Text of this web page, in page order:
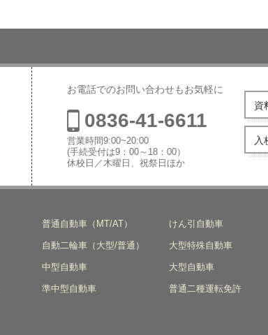
お電話でのお問い合わせもお気軽に
0836-41-6611
営業時間9:00~20:00
(手続受付は9：00～18：00）
休校日／木曜日、祝祭日ほか
資
入
普通自動車（MT/AT）
自動二輪車（大型/普通）
中型自動車
準中型自動車
けん引自動車
大型特殊自動車
大型自動車
普通二種運転免許